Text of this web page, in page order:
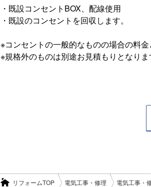
・既設コンセントBOX、配線使用
・既設のコンセントを回収します。
※コンセントの一般的なものの場合の料金
※規格外のものは別途お見積もりとなりま
リフォームTOP 電気工事・修理 電気工事・